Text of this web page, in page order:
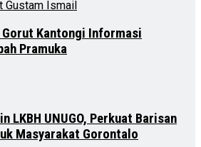
Gorut Kantongi Informasi
Pramuka
LKBH UNUGO, Perkuat Barisan
Masyarakat Gorontalo